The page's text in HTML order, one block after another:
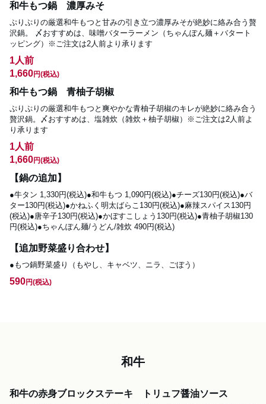
和牛もつ鍋 濃厚みそ
ぷりぷりの厳選和牛もつと甘みの引き立つ濃厚みそが絶妙に絡み合う贅
沢鍋。 〆おすすめは、味噌バターラーメン（ちゃんぽん麺＋バタート
ッピング）※ご注文は2人前より承ります
1人前
1,660円(税込)
和牛もつ鍋 青柚子胡椒
ぷりぷりの厳選和牛もつと爽やかな青柚子胡椒のキレが絶妙に絡み合う
贅沢鍋。〆おすすめは、塩雑炊（雑炊＋柚子胡椒）※ご注文は2人前よ
り承ります
1人前
1,660円(税込)
【鍋の追加】
●牛タン 1,330円(税込)●和牛もつ 1,090円(税込)●チーズ130円(税込)●バ
ター130円(税込)●かねふく明太ばらこ130円(税込)●麻辣スパイス130円
(税込)●唐辛子130円(税込)●かぼすこしょう130円(税込)●青柚子胡椒130
円(税込)●ちゃんぽん麺/うどん/雑炊 490円(税込)
【追加野菜盛り合わせ】
●もつ鍋野菜盛り（もやし、キャベツ、ニラ、ごぼう）
590円(税込)
和牛
和牛の赤身ブロックステーキ トリュフ醤油ソース